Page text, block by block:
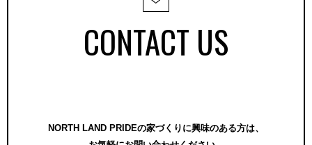
CONTACT US
NORTH LAND PRIDEの家づくりに興味のある方は、